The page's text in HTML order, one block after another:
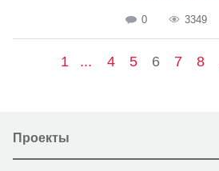
0 3349
1 ... 4 5 6 7 8
Проекты